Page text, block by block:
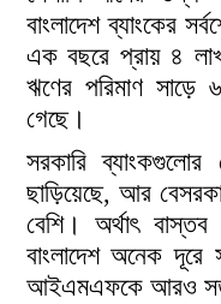
বাংলাদেশ ব্যাংকের
এক বছরে প্রায় ৪
ঋণের পরিমাণ সাড়ে
গেছে।
সরকারি
ছাড়িয়েছে, আর
বেশি। অর্থাৎ
বাংলাদেশ অনেক
আইএমএফকে আরও